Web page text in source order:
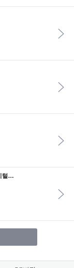
전체가발/통가발 그라데이션스킨 디지털 펌 오렌지웜블론드